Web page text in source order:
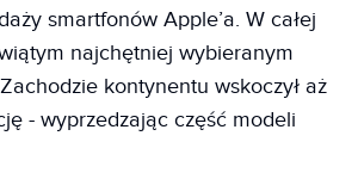
smartfonów Apple’a. W całej
najchętniej wybieranym
kontynentu wskoczył aż
- wyprzedzając część modeli